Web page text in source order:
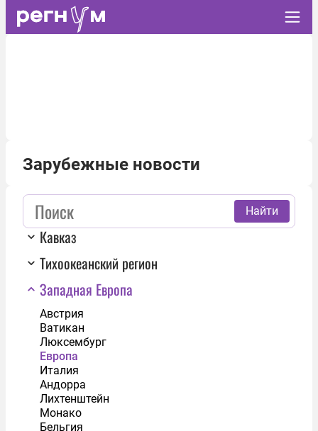
Зарубежные новости
Найти
Кавказ
Тихоокеанский регион
Западная Европа
Австрия
Ватикан
Люксембург
Европа
Италия
Андорра
Лихтенштейн
Монако
Бельгия